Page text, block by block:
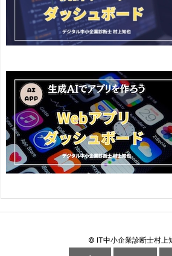
© IT中小企業診断士村上